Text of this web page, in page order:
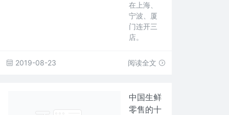
在上海、
宁波、厦
门连开三
店。
2019-08-23 阅读全文
中国生鲜
零售的十